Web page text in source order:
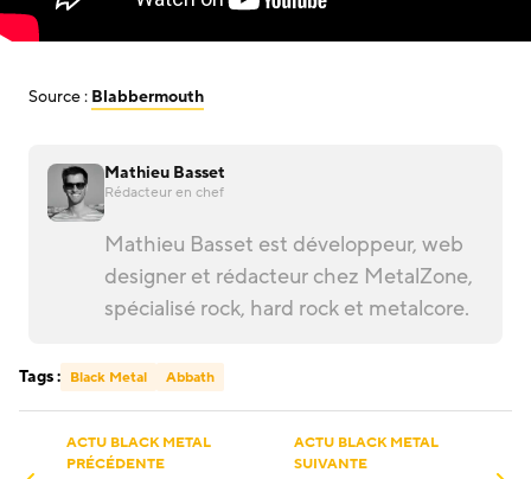
Source : Blabbermouth
Mathieu Basset
Rédacteur en chef
Mathieu Basset est développeur, web
designer et rédacteur chez MetalZone,
spécialisé rock, hard rock et metalcore.
Tags : Black Metal Abbath
ACTU BLACK METAL
PRÉCÉDENTE
ACTU BLACK METAL
SUIVANTE